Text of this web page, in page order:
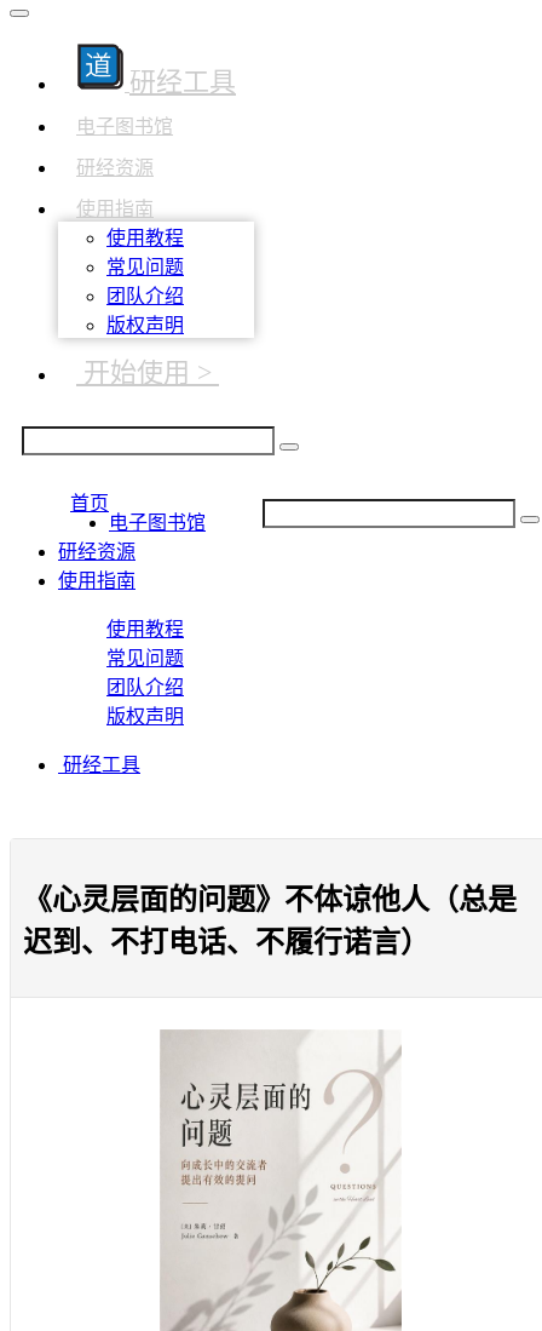
研经工具
电子图书馆
研经资源
使用指南
使用教程
常见问题
团队介绍
版权声明
开始使用 >
首页
电子图书馆
研经资源
使用指南
使用教程
常见问题
团队介绍
版权声明
研经工具
《心灵层面的问题》不体谅他人（总是
迟到、不打电话、不履行诺言）